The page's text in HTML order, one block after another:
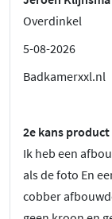
Overdinkel
5-08-2026
Badkamerxxl.nl
2e kans
Ik heb een
als de foto En
cobber